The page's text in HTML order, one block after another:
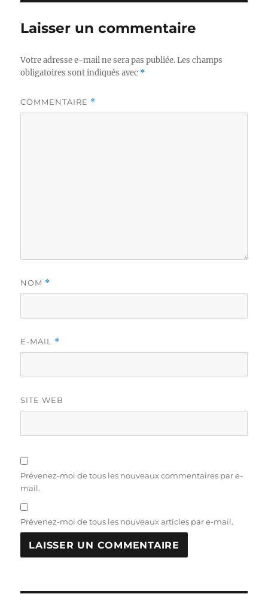
Laisser un commentaire
Votre adresse e-mail ne sera pas publiée. Les champs
obligatoires sont indiqués avec *
COMMENTAIRE *
NOM *
E-MAIL *
SITE WEB
Prévenez-moi de tous les nouveaux commentaires par e-
mail.
Prévenez-moi de tous les nouveaux articles par e-mail.